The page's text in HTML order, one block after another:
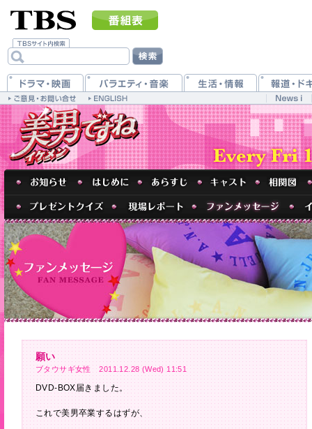
願い
ブタウサギ女性 2011.12.28 (Wed) 11:51
DVD-BOX届きました。
これで美男卒業するはずが、